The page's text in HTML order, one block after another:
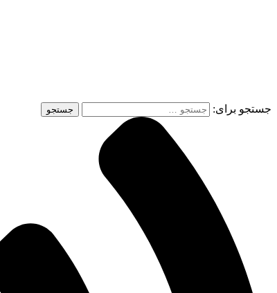
جستجو برای: